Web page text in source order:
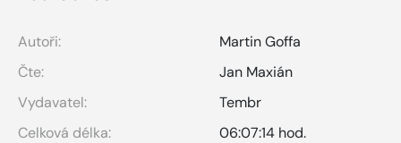
Autoři:
Martin Goffa
Čte:
Jan Maxián
Vydavatel:
Tembr
Celková délka:
06:07:14 hod.